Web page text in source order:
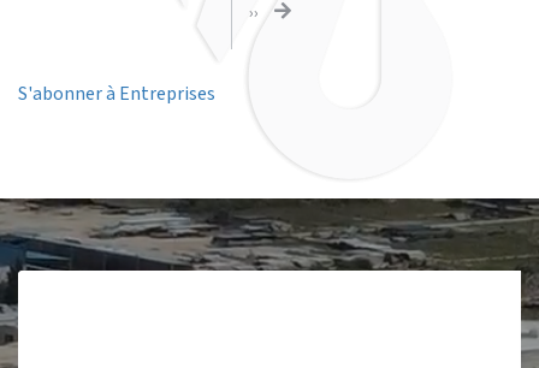
PAGE
››
S'abonner à Entreprises